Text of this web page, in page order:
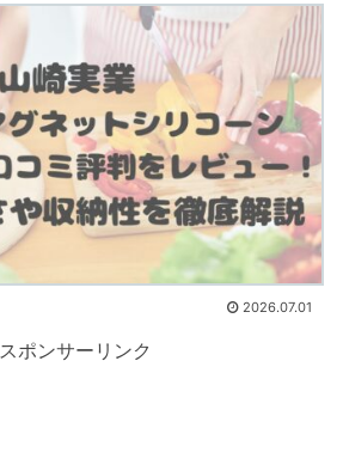
2026.07.01
スポンサーリンク